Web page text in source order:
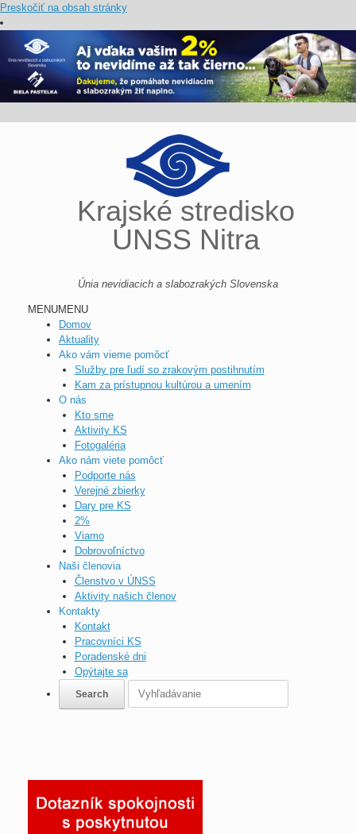
Preskočiť na obsah stránky
Krajské stredisko
ÚNSS Nitra
Únia nevidiacich a slabozrakých Slovenska
MENUMENU
Domov
Aktuality
Ako vám vieme pomôcť
Služby pre ľudí so zrakovým postihnutím
Kam za prístupnou kultúrou a umením
O nás
Kto sme
Aktivity KS
Fotogaléria
Ako nám viete pomôcť
Podporte nás
Verejné zbierky
Dary pre KS
2%
Viamo
Dobrovoľníctvo
Naši členovia
Členstvo v ÚNSS
Aktivity našich členov
Kontakty
Kontakt
Pracovníci KS
Poradenské dni
Opýtajte sa